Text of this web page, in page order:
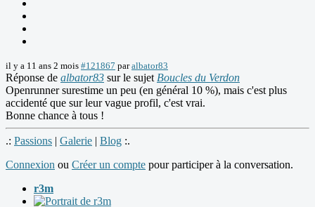
il y a 11 ans 2 mois #121867 paralbator83
Réponse de albator83 sur le sujet Boucles du Verdon
Openrunner surestime un peu (en général 10 %), mais c'est plus
accidenté que sur leur vague profil, c'est vrai.
Bonne chance à tous !
.: Passions | Galerie | Blog :.
Connexion ou Créer un compte pour participer à la conversation.
r3m